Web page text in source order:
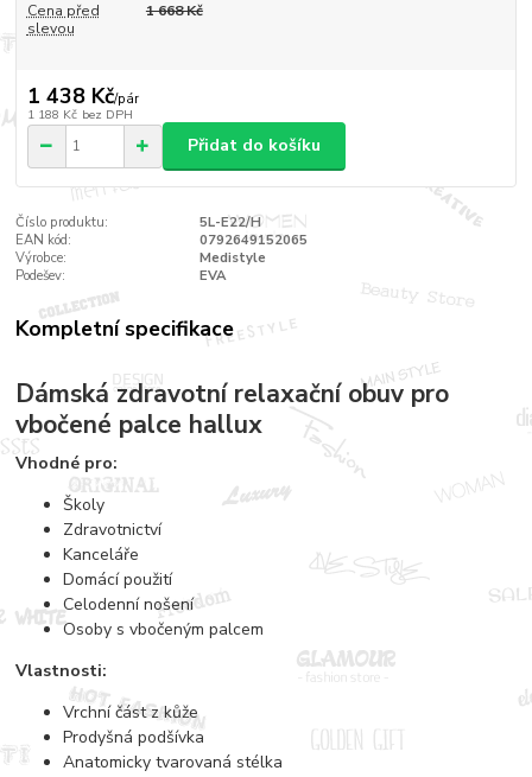
Cena před
slevou
1 668 Kč
1 438 Kč/pár
1 188 Kč bez DPH
Přidat do košíku
Číslo produktu:
5L-E22/H
EAN kód:
0792649152065
Výrobce:
Medistyle
Podešev:
EVA
Kompletní specifikace
Dámská zdravotní relaxační obuv pro
vbočené palce hallux
Vhodné pro:
Školy
Zdravotnictví
Kanceláře
Domácí použití
Celodenní nošení
Osoby s vbočeným palcem
Vlastnosti:
Vrchní část z kůže
Prodyšná podšívka
Anatomicky tvarovaná stélka